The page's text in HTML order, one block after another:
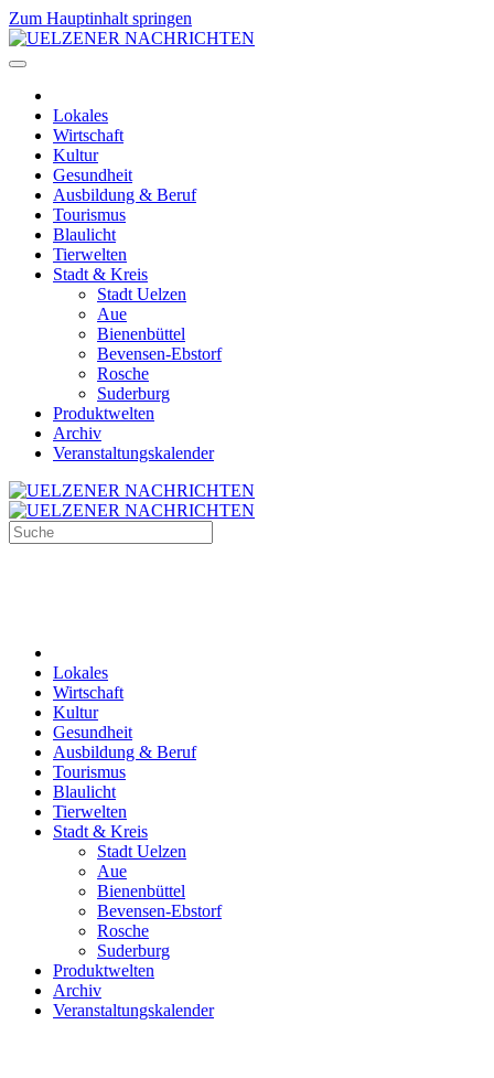
Zum Hauptinhalt springen
Lokales
Wirtschaft
Kultur
Gesundheit
Ausbildung & Beruf
Tourismus
Blaulicht
Tierwelten
Stadt & Kreis
Stadt Uelzen
Aue
Bienenbüttel
Bevensen-Ebstorf
Rosche
Suderburg
Produktwelten
Archiv
Veranstaltungskalender
Lokales
Wirtschaft
Kultur
Gesundheit
Ausbildung & Beruf
Tourismus
Blaulicht
Tierwelten
Stadt & Kreis
Stadt Uelzen
Aue
Bienenbüttel
Bevensen-Ebstorf
Rosche
Suderburg
Produktwelten
Archiv
Veranstaltungskalender